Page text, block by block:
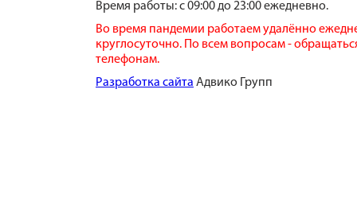
Время работы:с 09:00 до 23:00 ежедневно.
Во время пандемии работаем удалённо
круглосуточно. По всем вопросам -
телефонам.
​Разработка сайта ​ Адвико Групп